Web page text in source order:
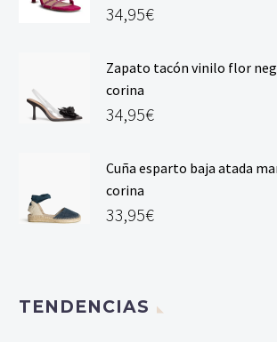
34,95€
Zapato tacón vinilo flor
corina
34,95€
Cuña esparto baja atada
corina
33,95€
TENDENCIAS